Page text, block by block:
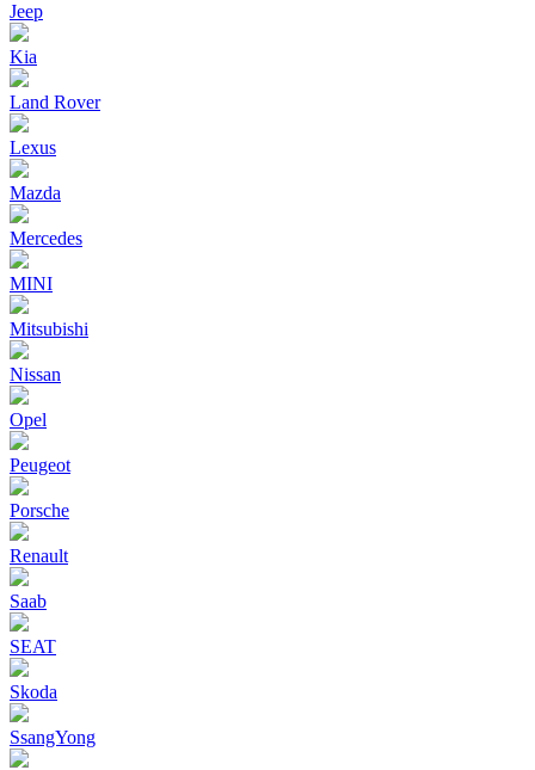
Jeep
Kia
Land Rover
Lexus
Mazda
Mercedes
MINI
Mitsubishi
Nissan
Opel
Peugeot
Porsche
Renault
Saab
SEAT
Skoda
SsangYong